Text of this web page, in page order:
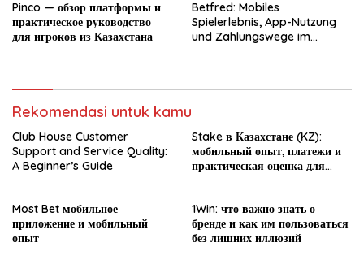
Pinco — обзор платформы и
практическое руководство
для игроков из Казахстана
Betfred: Mobiles
Spielerlebnis, App-Nutzung
und Zahlungswege im
Rekomendasi untuk kamu
Club House Customer
Support and Service Quality:
A Beginner’s Guide
Stake в Казахстане (KZ):
мобильный опыт, платежи и
практическая оценка для
Most Bet мобильное
приложение и мобильный
опыт
1Win: что важно знать о
бренде и как им пользоваться
без лишних иллюзий